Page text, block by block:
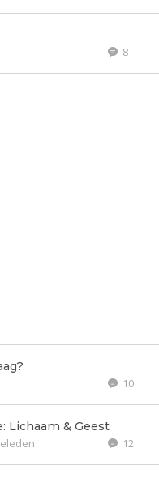
8
10
Lichaam & Geest
12